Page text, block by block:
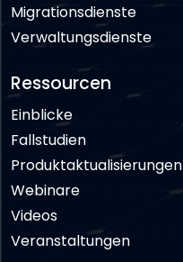
Migrationsdienste
Verwaltungsdienste
Ressourcen
Einblicke
Fallstudien
Produktaktualisierungen
Webinare
Videos
Veranstaltungen